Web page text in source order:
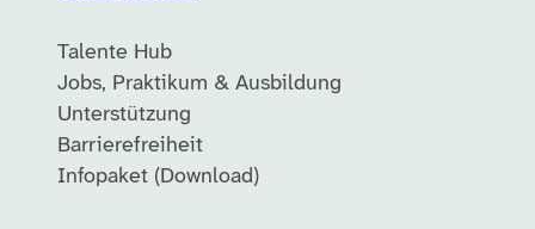
Talente Hub
Jobs, Praktikum & Ausbildung
Unterstützung
Barrierefreiheit
Infopaket (Download)